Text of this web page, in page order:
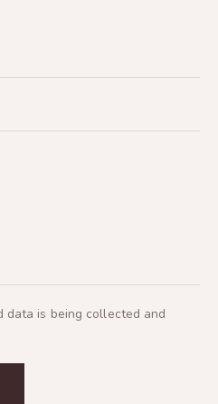
data is being collected and